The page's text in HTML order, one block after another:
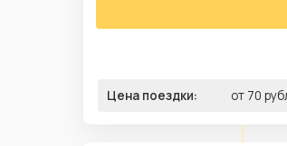
Цена поездки: от 70